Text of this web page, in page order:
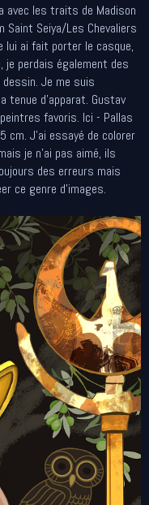
avec les traits de Madison
Saint Seiya/Les Chevaliers
lui ai fait porter le casque,
perdais également des
Je me suis
tenue d'apparat. Gustav
favoris. Ici - Pallas
cm. J'ai essayé de colorer
je n'ai pas aimé, ils
des erreurs mais
ce genre d'images.